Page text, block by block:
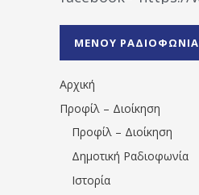
ΜΕΝΟΥ
Αρχική
Προφίλ – Διοίκηση
Προφίλ – Διοίκηση
Δημοτική Ραδιοφωνία
Ιστορία